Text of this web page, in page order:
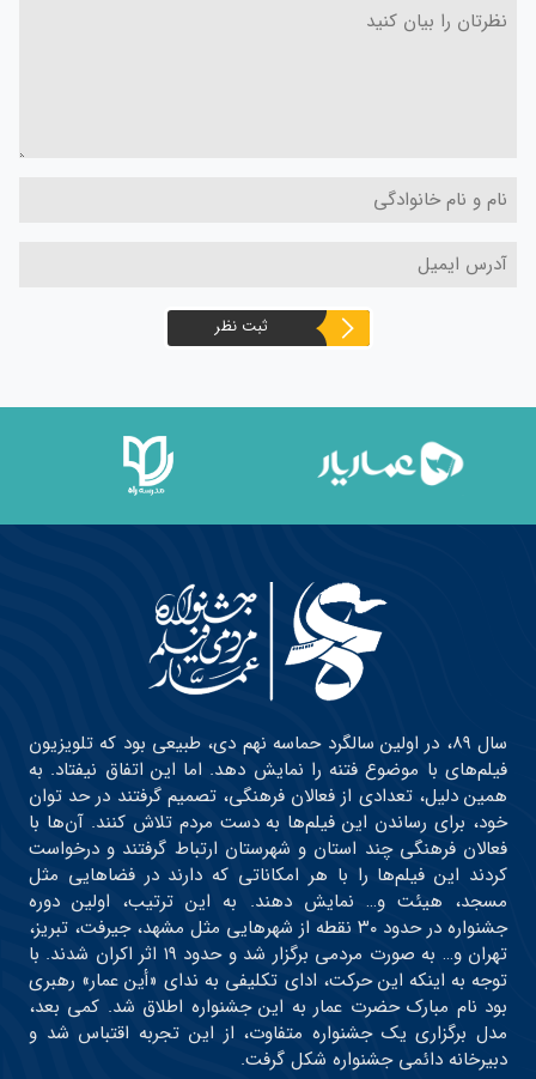
ثبت نظر
سال ۸۹، در اولین سالگرد حماسه نهم دی، طبیعی بود که تلویزیون
فیلم‌های با موضوع فتنه را نمایش دهد. اما این اتفاق نیفتاد. به
همین دلیل، تعدادی از فعالان فرهنگی، تصمیم گرفتند در حد توان
خود، برای رساندن این فیلم‌ها به دست مردم تلاش کنند. آن‌ها با
فعالان فرهنگی چند استان و شهرستان ارتباط گرفتند و درخواست
کردند این فیلم‌ها را با هر امکاناتی که دارند در فضاهایی مثل
مسجد، هیئت و… نمایش دهند. به این ترتیب، اولین دوره
جشنواره در حدود ۳۰ نقطه از شهرهایی مثل مشهد، جیرفت، تبریز،
تهران و… به صورت مردمی برگزار شد و حدود ۱۹ اثر اکران شدند. با
توجه به اینکه این حرکت، ادای تکلیفی به ندای «أین عمار» رهبری
بود نام مبارک حضرت عمار به این جشنواره اطلاق شد. کمی بعد،
مدل برگزاری یک جشنواره متفاوت، از این تجربه اقتباس شد و
دبیرخانه دائمی جشنواره شکل گرفت.